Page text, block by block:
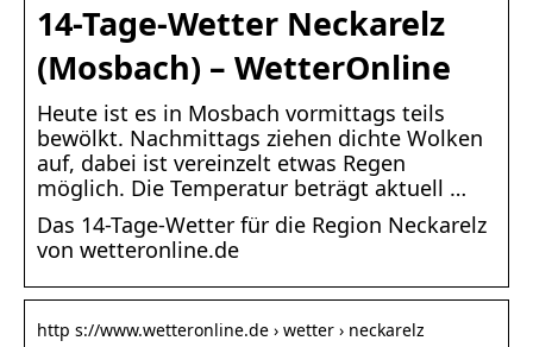
14-Tage-Wetter Neckarelz
(Mosbach) – WetterOnline
Heute ist es in Mosbach vormittags teils
bewölkt. Nachmittags ziehen dichte Wolken
auf, dabei ist vereinzelt etwas Regen
möglich. Die Temperatur beträgt aktuell …
Das 14-Tage-Wetter für die Region Neckarelz
von wetteronline.de
http s://www.wetteronline.de › wetter › neckarelz